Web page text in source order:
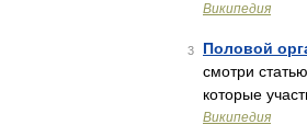
Википедия
3 Половой
смотри
которые
Википедия